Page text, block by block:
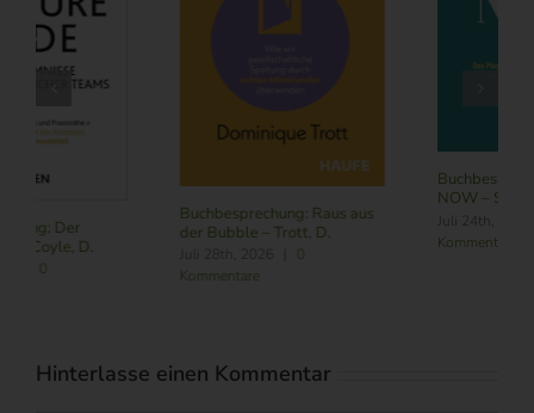
Buchbesprechung: Subscribe
Juli 24th, 2026
Kommentare
Buchbesprechung: Führung
im Zeitalter von KI – Butler,
R./ Nitschmann, J./ Becking,
M.
Hinterlasse einen Kommentar